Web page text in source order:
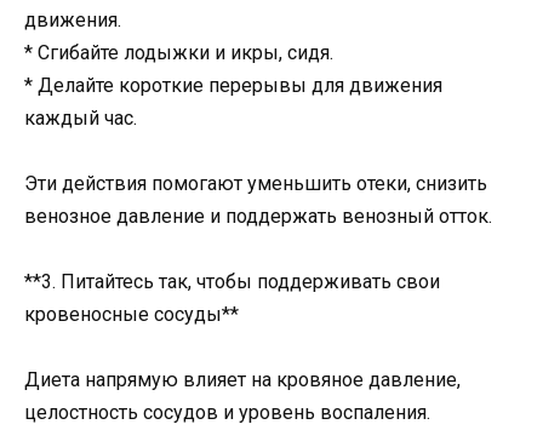
движения.
* Сгибайте лодыжки и икры, сидя.
* Делайте короткие перерывы для движения
каждый час.
Эти действия помогают уменьшить отеки, снизить
венозное давление и поддержать венозный отток.
**3. Питайтесь так, чтобы поддерживать свои
кровеносные сосуды**
Диета напрямую влияет на кровяное давление,
целостность сосудов и уровень воспаления.